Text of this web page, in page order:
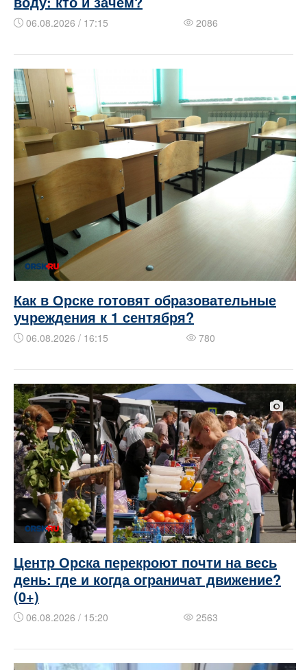
06.08.2026 / 17:15 2086
Как в Орске готовят образовательные
учреждения к 1 сентября?
06.08.2026 / 16:15 780
Центр Орска перекроют почти на весь
день: где и когда ограничат движение?
(0+)
06.08.2026 / 15:20 2563